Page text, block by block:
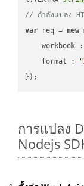
// กำลังแปลง
var req = new
workbook :
format :
การแปลง
Nodejs